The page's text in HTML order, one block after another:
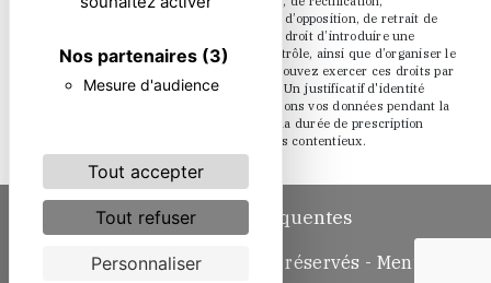
Nos partenaires (3)
Mesure d'audience
Tout accepter
Tout refuser
Personnaliser
d’effacement, de portabilité, de limitation, d’opposition, de retrait de
votre consentement à tout moment et du droit d’introduire une
réclamation auprès d’une autorité de contrôle, ainsi que d’organiser le
sort de vos données post-mortem. Vous pouvez exercer ces droits par
voie postale ou par courrier électronique. Un justificatif d'identité
pourra vous être demandé. Nous conservons vos données pendant la
période de prise de contact puis pendant la durée de prescription
légale aux fins probatoire et de gestion des contentieux.
Recherches fréquentes
Vistalid- 2026 - Tous droits réservés - Mentions